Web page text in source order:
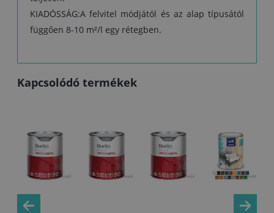
KIADÓSSÁG:A felvitel módjától és az alap típusától
függően 8-10 m²/l egy rétegben.
Kapcsolódó termékek